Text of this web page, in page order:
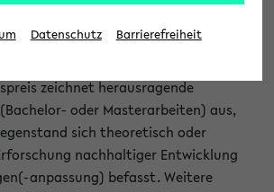
https://formulare.uni-
server/form/provide/913/>. Die
am 30.09.2026.
zeichnet herausragende
oder Masterarbeiten) aus,
sich theoretisch oder
nachhaltiger Entwicklung
anpassung) befasst. Weitere
Datenschutz Barrierefreiheit